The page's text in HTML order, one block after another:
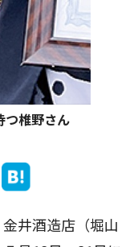
つ椎野さん
井酒造店（堀山